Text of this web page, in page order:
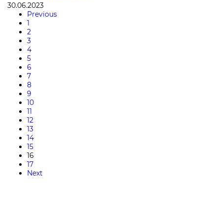
30.06.2023
Previous
1
2
3
4
5
6
7
8
9
10
11
12
13
14
15
16
17
Next